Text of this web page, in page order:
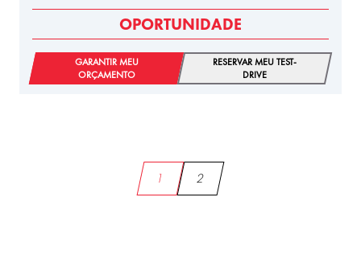
OPORTUNIDADE
GARANTIR MEU
ORÇAMENTO
RESERVAR MEU TEST-
DRIVE
1 2